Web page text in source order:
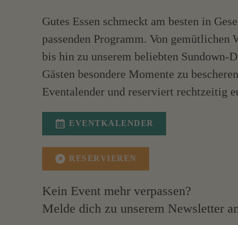
Gutes Essen schmeckt am besten in
passenden Programm. Von
bis hin zu unserem beliebten Sundown-
Gästen besondere Momente zu
Eventalender und reserviert rechtzeitig
EVENTKALENDER
RESERVIEREN
Kein Event mehr verpassen?
Melde dich zu unserem Newsletter